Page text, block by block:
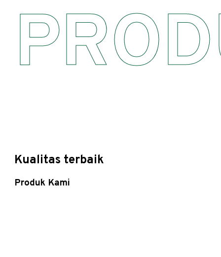
Kualitas terbaik
Produk Kami